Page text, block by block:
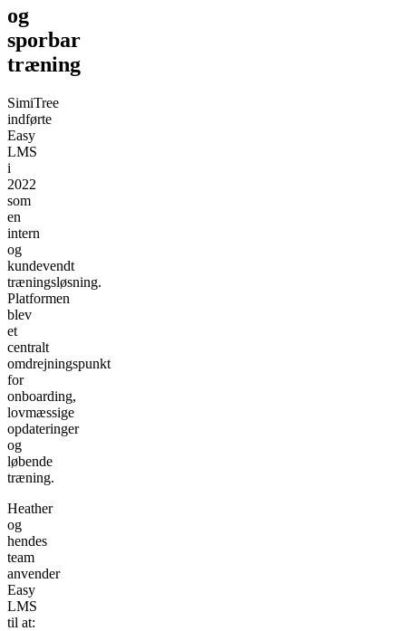
og
sporbar
træning
SimiTree
indførte
Easy
LMS
i
2022
som
en
intern
og
kundevendt
træningsløsning.
Platformen
blev
et
centralt
omdrejningspunkt
for
onboarding,
lovmæssige
opdateringer
og
løbende
træning.
Heather
og
hendes
team
anvender
Easy
LMS
til at: